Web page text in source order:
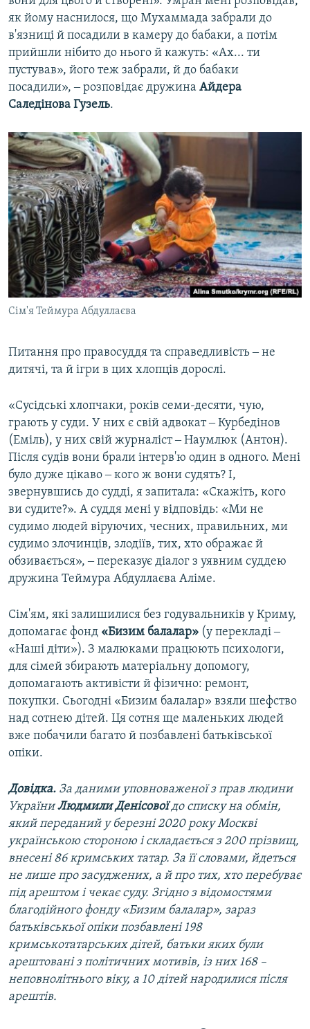
як йому наснилося, що Мухаммада забрали до
в'язниці й посадили в камеру до бабаки, а потім
прийшли нібито до нього й кажуть: «Ах... ти
пустував», його теж забрали, й до бабаки
посадили», ‒ розповідає дружина Айдера
Саледінова Гузель.
Сім'я Теймура Абдуллаєва
Питання про правосуддя та справедливість ‒ не
дитячі, та й ігри в цих хлопців дорослі.
«Сусідські хлопчаки, років семи-десяти, чую,
грають у суди. У них є свій адвокат ‒ Курбедінов
(Еміль), у них свій журналіст ‒ Наумлюк (Антон).
Після судів вони брали інтерв'ю один в одного. Мені
було дуже цікаво ‒ кого ж вони судять? І,
звернувшись до судді, я запитала: «Скажіть, кого
ви судите?». А суддя мені у відповідь: «Ми не
судимо людей віруючих, чесних, правильних, ми
судимо злочинців, злодіїв, тих, хто ображає й
обзивається», ‒ переказує діалог з уявним суддею
дружина Теймура Абдуллаєва Аліме.
Сім'ям, які залишилися без годувальників у Криму,
допомагає фонд «Бизим балалар» (у перекладі ‒
«Наші діти»). З малюками працюють психологи,
для сімей збирають матеріальну допомогу,
допомагають активісти й фізично: ремонт,
покупки. Сьогодні «Бизим балалар» взяли шефство
над сотнею дітей. Ця сотня ще маленьких людей
вже побачили багато й позбавлені батьківської
опіки.
Довідка. За даними уповноваженої з прав людини
УкраїниЛюдмили Денісовоїдо списку на обмін,
який переданий у березні 2020 року Москві
українською стороною і складається з 200 прізвищ,
внесені 86 кримських татар. За її словами, йдеться
не лише про засуджених, а й про тих, хто перебуває
під арештом і чекає суду. Згідно з відомостями
благодійного фонду «Бизим балалар», зараз
батьківськьої опіки позбавлені 198
кримськотатарських дітей, батьки яких були
арештовані з політичних мотивів, із них 168 –
неповнолітнього віку, а 10 дітей народилися після
арештів.